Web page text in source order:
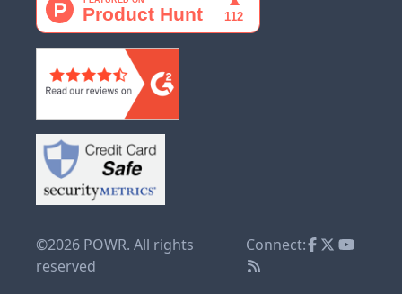
©2026 POWR. All rights
reserved
Connect: